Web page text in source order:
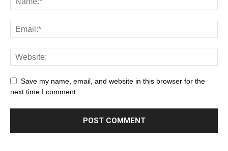
Save my name, email, and website in this browser for the
next time I comment.